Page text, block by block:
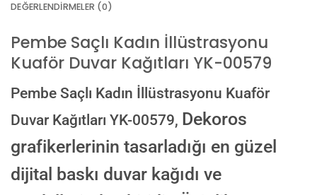
GÖRSEL LINKI
E-posta ile de gönderebilirsiniz:
Süreç Bilgilendirmesi
DEĞERLENDIRMELER (0)
Pembe Saçlı Kadın İllüstrasyonu
Kuaför Duvar Kağıtları YK-00579
Pembe Saçlı Kadın İllüstrasyonu Kuaför
Duvar Kağıtları YK-00579, Dekoros
grafikerlerinin tasarladığı en güzel
dijital baskı duvar kağıdı ve